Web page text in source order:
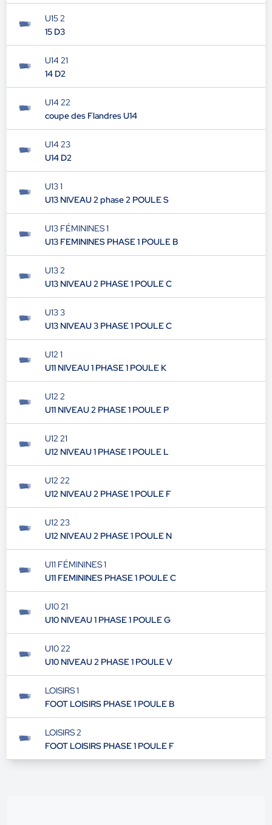
U15 2
15 D3
U14 21
14 D2
U14 22
coupe des Flandres U14
U14 23
U14 D2
U13 1
U13 NIVEAU 2 phase 2 POULE S
U13 FÉMININES 1
U13 FEMININES PHASE 1 POULE B
U13 2
U13 NIVEAU 2 PHASE 1 POULE C
U13 3
U13 NIVEAU 3 PHASE 1 POULE C
U12 1
U11 NIVEAU 1 PHASE 1 POULE K
U12 2
U11 NIVEAU 2 PHASE 1 POULE P
U12 21
U12 NIVEAU 1 PHASE 1 POULE L
U12 22
U12 NIVEAU 2 PHASE 1 POULE F
U12 23
U12 NIVEAU 2 PHASE 1 POULE N
U11 FÉMININES 1
U11 FEMININES PHASE 1 POULE C
U10 21
U10 NIVEAU 1 PHASE 1 POULE G
U10 22
U10 NIVEAU 2 PHASE 1 POULE V
LOISIRS 1
FOOT LOISIRS PHASE 1 POULE B
LOISIRS 2
FOOT LOISIRS PHASE 1 POULE F